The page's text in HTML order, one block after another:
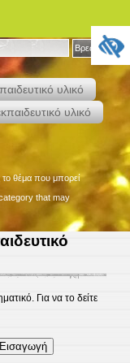
Βρες το »
υλικό
υλικό
το θέμα που μπορεί
that may
Για να το δείτε